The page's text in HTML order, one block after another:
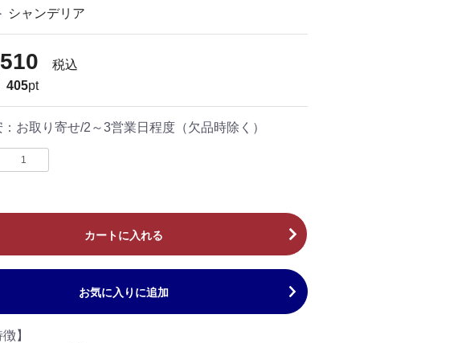
シャンデリア
税込
405pt
お取り寄せ/2～3営業日程度（欠品時除く）
カートに入れる
お気に入りに追加
】